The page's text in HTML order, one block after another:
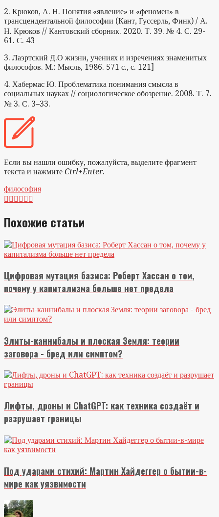
2. Крюков, А. Н. Понятия «явление» и «феномен» в
трансцендентальной философии (Кант, Гуссерль, Финк) / А.
Н. Крюков // Кантовский сборник. 2020. Т. 39. № 4. С. 29-
61. С. 43
3. Лаэртский Д.О жизни, учениях и изречениях знаменитых
философов. М.: Мысль, 1986. 571 с., с. 121]
4. Хабермас Ю. Проблематика понимания смысла в
социальных науках // социологическое обозрение. 2008. Т. 7.
№ 3. С. 3–33.
Если вы нашли ошибку, пожалуйста, выделите фрагмент
текста и нажмите Ctrl+Enter.
философия

Похожие статьи
Цифровая мутация базиса: Роберт Хассан о том,
почему у капитализма больше нет предела
Элиты-каннибалы и плоская Земля: теории
заговора - бред или симптом?
Лифты, дроны и ChatGPT: как техника создаёт и
разрушает границы
Под ударами стихий: Мартин Хайдеггер о бытии-в-
мире как уязвимости